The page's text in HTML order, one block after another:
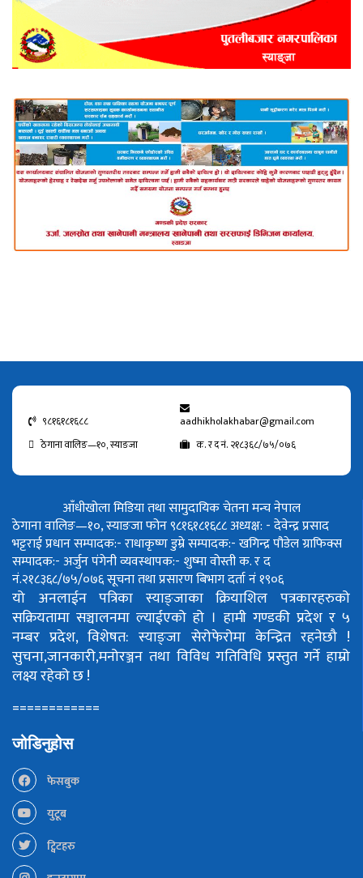
९८१६१८१६८८
aadhikholakhabar@gmail.com
ठेगाना वालिङ—१०, स्याङजा
क. र द नं. २१८३६८/७५/०७६
आँधीखोला मिडिया तथा सामुदायिक चेतना मन्च नेपाल
ठेगाना वालिङ—१०, स्याङजा फोन ९८१६१८१६८८अध्यक्ष: - देवेन्द्र प्रसाद
भट्टराईप्रधान सम्पादक:- राधाकृष्ण डुम्रेसम्पादक:- खगिन्द्र पौडेलग्राफिक्स
सम्पादक:- अर्जुन पंगेनीव्यवस्थापक:- शुष्मा वोस्तीक. र द
नं.२१८३६८/७५/०७६सूचना तथा प्रसारण बिभाग दर्ता नं १९०६
यो अनलाईन पत्रिका स्याङ्जाका क्रियाशिल पत्रकारहरुको
सक्रियतामा सञ्चालनमा ल्याईएको हो । हामी गण्डकी प्रदेश र ५
नम्बर प्रदेश, विशेषत: स्याङ्जा सेरोफेरोमा केन्द्रित रहनेछौ !
सुचना,जानकारी,मनोरञ्जन तथा विविध गतिविधि प्रस्तुत गर्ने हाम्रो
लक्ष्य रहेको छ !
============
जोडिनुहोस
फेसबुक
युटूब
ट्विटहरु